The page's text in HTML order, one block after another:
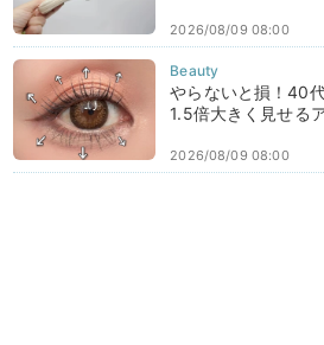
2026/08/09 08:00
やらないと損！40
1.5倍大きく見せる
2026/08/09 08:00